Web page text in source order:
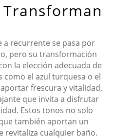
a recurrente se pasa por
pero su transformación
la elección adecuada de
como el azul turquesa o el
frescura y vitalidad,
que invita a disfrutar
Estos tonos no solo
también aportan un
revitaliza cualquier baño.